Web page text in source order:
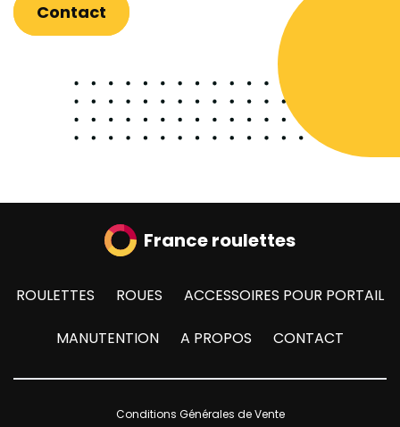
Contact
France roulettes
ROULETTES ROUES ACCESSOIRES POUR PORTAIL
MANUTENTION A PROPOS CONTACT
Conditions Générales de Vente